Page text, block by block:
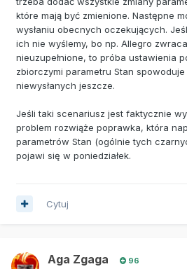
które mają być zmienione. Następne
wysłaniu obecnych oczekujących.
ich nie wyślemy, bo np. Allegro
nieuzupełnione, to próba ustawienia
zbiorczymi parametru Stan
niewysłanych jeszcze.
Jeśli taki scenariusz jest faktycznie
problem rozwiąże poprawka, która
parametrów Stan (ogólnie tych
pojawi się w poniedziałek.
Cytuj
Aga Zgaga 96